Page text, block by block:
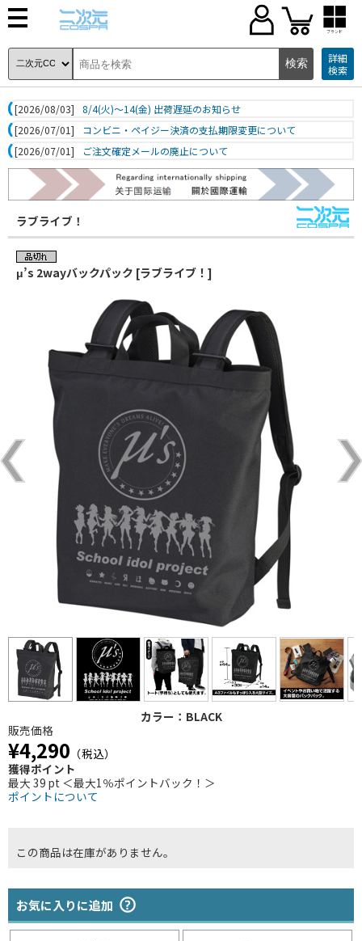
ブランド
詳細
検索
[2026/08/03]
8/4(火)～14(金) 出荷遅延のお知らせ
[2026/07/01]
コンビニ・ペイジー決済の支払期限変更について
[2026/07/01]
ご注文確定メールの廃止について
ラブライブ！
μ’s 2wayバックパック [ラブライブ！]
カラー：BLACK
販売価格
¥4,290 （税込）
獲得ポイント
最大 39 pt ＜最大1％ポイントバック！＞
ポイントについて
この商品は在庫がありません。
お気に入りに追加